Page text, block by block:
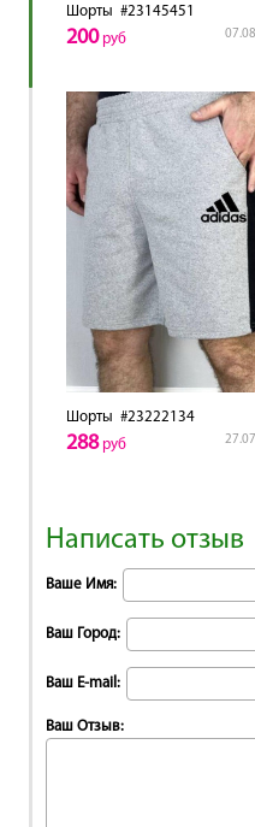
Шорты #23145451
200руб
Шорты #23222134
288руб
Написать отзыв
Ваше Имя:
Ваш Город:
Ваш E-mail:
Ваш Отзыв: